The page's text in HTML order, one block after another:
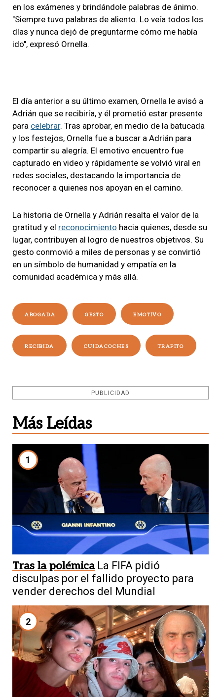
en los exámenes y brindándole palabras de ánimo.
"Siempre tuvo palabras de aliento. Lo veía todos los
días y nunca dejó de preguntarme cómo me había
ido", expresó Ornella.
El día anterior a su último examen, Ornella le avisó a
Adrián que se recibiría, y él prometió estar presente
para celebrar. Tras aprobar, en medio de la batucada
y los festejos, Ornella fue a buscar a Adrián para
compartir su alegría. El emotivo encuentro fue
capturado en video y rápidamente se volvió viral en
redes sociales, destacando la importancia de
reconocer a quienes nos apoyan en el camino.
La historia de Ornella y Adrián resalta el valor de la
gratitud y el reconocimiento hacia quienes, desde su
lugar, contribuyen al logro de nuestros objetivos. Su
gesto conmovió a miles de personas y se convirtió
en un símbolo de humanidad y empatía en la
comunidad académica y más allá.
ABOGADA GESTO EMOTIVO
RECIBIDA CUIDACOCHES TRAPITO
PUBLICIDAD
Más Leídas
1
Tras la polémica La FIFA pidió
disculpas por el fallido proyecto para
vender derechos del Mundial
2